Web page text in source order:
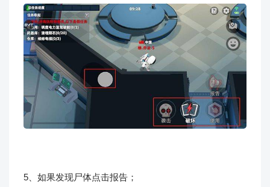
5、如果发现尸体点击报告；